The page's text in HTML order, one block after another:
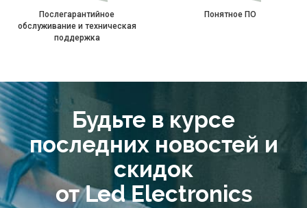
Послегарантийное
обслуживание и техническая
поддержка
Понятное ПО
Будьте в курсе
последних новостей и
скидок
от Led Electronics